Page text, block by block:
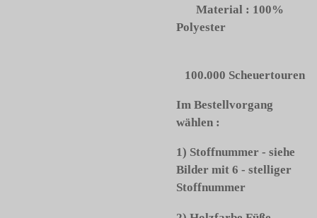
Material : 100%
Polyester
100.000 Scheuertouren
Im Bestellvorgang
wählen :
1) Stoffnummer - siehe
Bilder mit 6 - stelliger
Stoffnummer